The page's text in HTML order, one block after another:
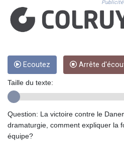
FJD
GIP
Publicité
Ecoutez Arrête
Taille du texte:
Question: La victoire contre le
dramaturgie, comment expliquer la
équipe?